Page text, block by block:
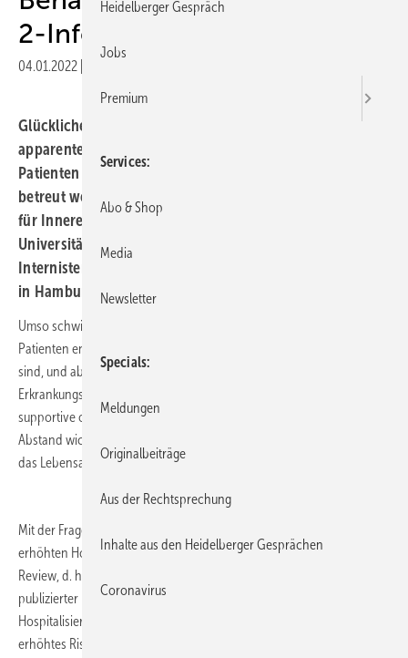
2-Infektion
04.01.2022
Glücklicherweise verläuft auch die Mehrheit der klinisch
apparenten SARS-CoV-2-Infektionen leicht und die
Patienten können entsprechend im ambulanten Setting
betreut werden, berichtete Siegbert Rieg von der Klinik
für Innere Medizin II, Abteilung Infektiologie, am
Universitätsklinikum Freiburg auf dem 16. DGIM-
Internisten-Update-Seminar am 5. und 6. November 2021
in Hamburg.
Umso schwieriger ist im klinischen Alltag die Entscheidung, welche
Patienten engmaschig zu überwachen bzw. wiedereinzubestellen
sind, und ab welchem Zeitpunkt oder ab welcher
Erkrankungsschwere eine stationäre Einweisung erwogen bzw. eine
supportive oder spezifische Therapie eingeleitet werden soll. Den mit
Abstand wichtigsten Risikofaktor für Hospitalisierung und Tod stellt
das Lebensalter dar.
Mit der Frage, welche Vorerkrankungen/Komorbiditäten mit einem
erhöhten Hospitalisierungsrisiko einhergehen, hat sich ein Umbrella-
Review, d. h. eine Zusammenfassung der Ergebnisse mehrerer schon
publizierter Reviews, beschäftigt. Den stärksten Einfluss auf die
Hospitalisierungsrate haben demnach Herzinsuffizienz (2,1-fach
erhöhtes Risiko), Diabetes mellitus, Adipositas, chronische
Heidelberger Gespräch
Jobs
Premium
Services
Abo & Shop
Media
Newsletter
Specials
Meldungen
Originalbeiträge
Aus der Rechtsprechung
Inhalte aus den Heidelberger Gesprächen
Coronavirus